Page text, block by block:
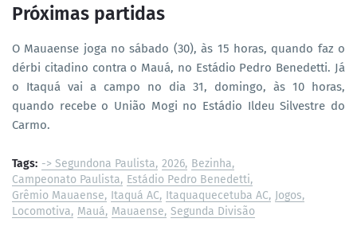
Próximas partidas
O Mauaense joga no sábado (30), às 15 horas, quando faz o
dérbi citadino contra o Mauá, no Estádio Pedro Benedetti. Já
o Itaquá vai a campo no dia 31, domingo, às 10 horas,
quando recebe o União Mogi no Estádio Ildeu Silvestre do
Carmo.
Tags: -> Segundona Paulista 2026 Bezinha
Campeonato Paulista Estádio Pedro Benedetti
Grêmio Mauaense Itaquá AC Itaquaquecetuba AC Jogos
Locomotiva Mauá Mauaense Segunda Divisão